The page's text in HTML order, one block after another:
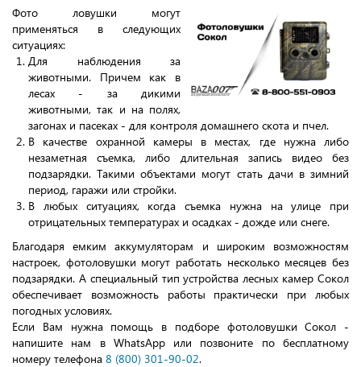
Фото ловушки могут
применяться в следующих
ситуациях:
Для наблюдения за
животными. Причем как в
лесах - за дикими
животными, так и на полях,
загонах и пасеках - для контроля домашнего скота и пчел.
В качестве охранной камеры в местах, где нужна либо
незаметная съемка, либо длительная запись видео без
подзарядки. Такими объектами могут стать дачи в зимний
период, гаражи или стройки.
В любых ситуациях, когда съемка нужна на улице при
отрицательных температурах и осадках - дожде или снеге.
Благодаря емким аккумуляторам и широким возможностям
настроек, фотоловушки могут работать несколько месяцев без
подзарядки. А специальный тип устройства лесных камер Сокол
обеспечивает возможность работы практически при любых
погодных условиях.
Если Вам нужна помощь в подборе фотоловушки Сокол -
напишите нам в WhatsApp или позвоните по бесплатному
номеру телефона 8 (800) 301-90-02.